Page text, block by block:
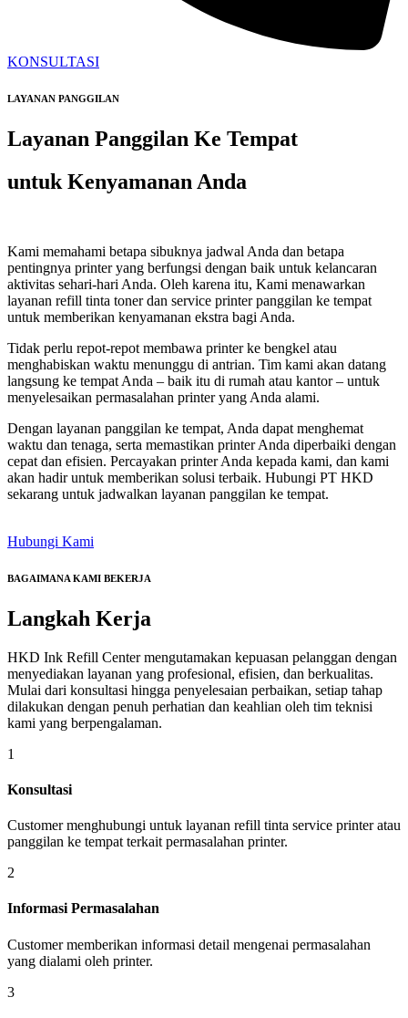
KONSULTASI
LAYANAN PANGGILAN
Layanan Panggilan Ke Tempat
untuk Kenyamanan Anda
Kami memahami betapa sibuknya jadwal Anda dan betapa
pentingnya printer yang berfungsi dengan baik untuk kelancaran
aktivitas sehari-hari Anda. Oleh karena itu, Kami menawarkan
layanan refill tinta toner dan service printer panggilan ke tempat
untuk memberikan kenyamanan ekstra bagi Anda.
Tidak perlu repot-repot membawa printer ke bengkel atau
menghabiskan waktu menunggu di antrian. Tim kami akan datang
langsung ke tempat Anda – baik itu di rumah atau kantor – untuk
menyelesaikan permasalahan printer yang Anda alami.
Dengan layanan panggilan ke tempat, Anda dapat menghemat
waktu dan tenaga, serta memastikan printer Anda diperbaiki dengan
cepat dan efisien. Percayakan printer Anda kepada kami, dan kami
akan hadir untuk memberikan solusi terbaik. Hubungi PT HKD
sekarang untuk jadwalkan layanan panggilan ke tempat.
Hubungi Kami
BAGAIMANA KAMI BEKERJA
Langkah Kerja
HKD Ink Refill Center mengutamakan kepuasan pelanggan dengan
menyediakan layanan yang profesional, efisien, dan berkualitas.
Mulai dari konsultasi hingga penyelesaian perbaikan, setiap tahap
dilakukan dengan penuh perhatian dan keahlian oleh tim teknisi
kami yang berpengalaman.
1
Konsultasi
Customer menghubungi untuk layanan refill tinta service printer atau
panggilan ke tempat terkait permasalahan printer.
2
Informasi Permasalahan
Customer memberikan informasi detail mengenai permasalahan
yang dialami oleh printer.
3